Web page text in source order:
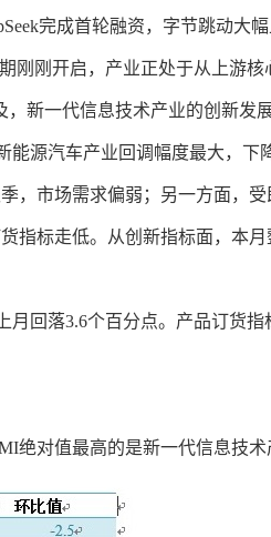
完成首轮融资，字节跳动大
刚刚开启，产业正处于从上游
新一代信息技术产业的创新发
源汽车产业回调幅度最大，下
，市场需求偏弱；另一方面，
指标走低。从创新指标面，本
回落3.6个百分点。产品订货指
对值最高的是新一代信息技术